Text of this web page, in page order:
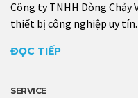
Công ty TNHH Dòng Chảy
thiết bị công nghiệp uy tín.
ĐỌC TIẾP
SERVICE